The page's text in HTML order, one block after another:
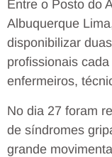
Entre o Posto do
Albuquerque
disponibilizar
profissionais
enfermeiros,
No dia 27 foram
de síndromes
grande